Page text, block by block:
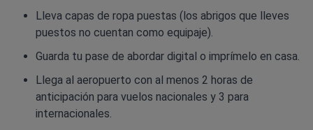
Lleva capas de ropa puestas (los abrigos que lleves
puestos no cuentan como equipaje).
Guarda tu pase de abordar digital o imprímelo en casa.
Llega al aeropuerto con al menos 2 horas de
anticipación para vuelos nacionales y 3 para
internacionales.